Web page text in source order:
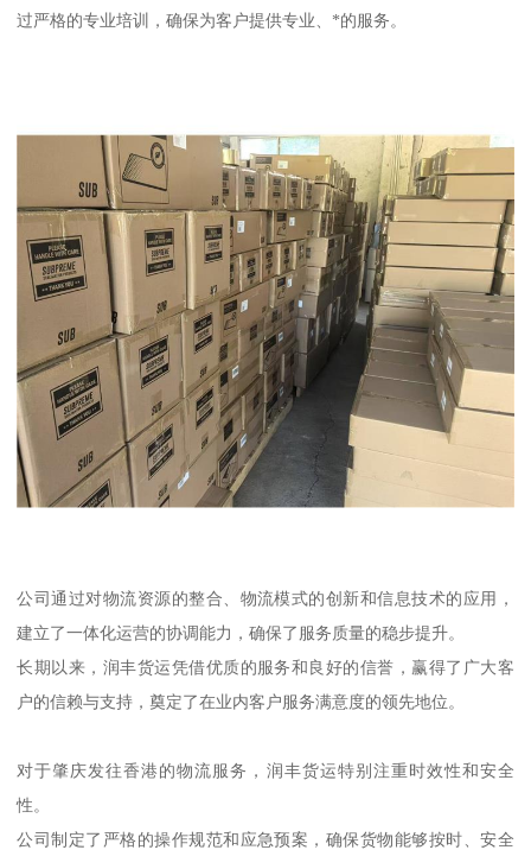
过严格的专业培训，确保为客户提供专业、*的服务。
公司通过对物流资源的整合、物流模式的创新和信息技术的应用，
建立了一体化运营的协调能力，确保了服务质量的稳步提升。
长期以来，润丰货运凭借优质的服务和良好的信誉，赢得了广大客
户的信赖与支持，奠定了在业内客户服务满意度的领先地位。
对于肇庆发往香港的物流服务，润丰货运特别注重时效性和安全
性。
公司制定了严格的操作规范和应急预案，确保货物能够按时、安全